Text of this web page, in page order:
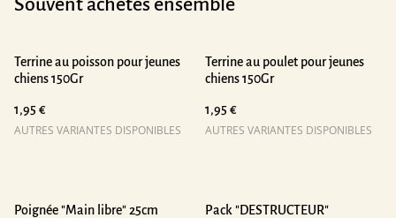
Terrine au poisson pour jeunes
chiens 150Gr
1,95 €
AUTRES VARIANTES DISPONIBLES
Terrine au poulet pour jeunes
chiens 150Gr
1,95 €
AUTRES VARIANTES DISPONIBLES
Poignée "Main libre" 25cm
Pack "DESTRUCTEUR"